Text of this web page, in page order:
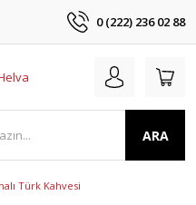
0 (222) 236 02 88
ARA
Türk Kahvesi